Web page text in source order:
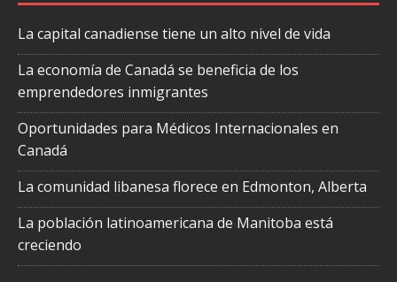
La capital canadiense tiene un alto nivel de vida
La economía de Canadá se beneficia de los
emprendedores inmigrantes
Oportunidades para Médicos Internacionales en
Canadá
La comunidad libanesa florece en Edmonton, Alberta
La población latinoamericana de Manitoba está
creciendo